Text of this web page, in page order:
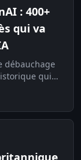
: 400+
qui va
débauchage
qui